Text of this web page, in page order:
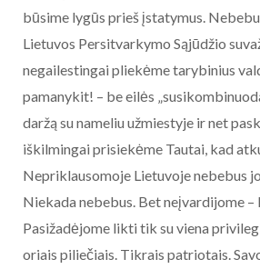
būsime lygūs prieš įstatymus.
Lietuvos Persitvarkymo Sąjūdžio
negailestingai pliekėme tarybinius
pamanykit! – be eilės
daržą su nameliu užmiestyje ir net
iškilmingai prisiekėme Tautai, kad
Nepriklausomoje Lietuvoje nebebus
Niekada nebebus. Bet neįvardijome –
Pasižadėjome likti tik su viena
oriais piliečiais. Tikrais patriotais.